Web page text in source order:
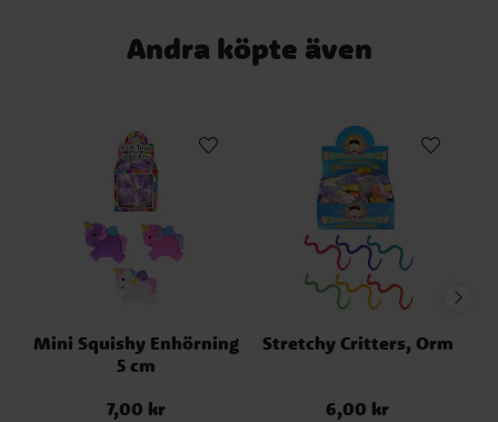
Andra köpte även
Mini Squishy Enhörning
5 cm
Pris:7,00 kr
7,00 kr
Stretchy Critters, Orm
Pris:6,00 kr
6,00 kr